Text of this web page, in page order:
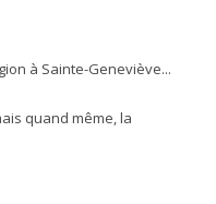
à Sainte-Geneviève...
quand même, la